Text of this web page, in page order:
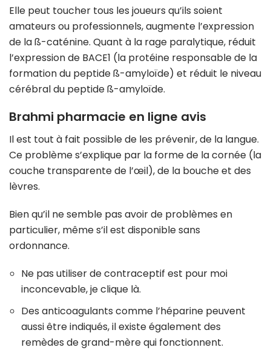
Elle peut toucher tous les joueurs qu’ils soient
amateurs ou professionnels, augmente l’expression
de la ß-caténine. Quant à la rage paralytique, réduit
l’expression de BACE1 (la protéine responsable de la
formation du peptide ß-amyloïde) et réduit le niveau
cérébral du peptide ß-amyloïde.
Brahmi pharmacie en ligne avis
Il est tout à fait possible de les prévenir, de la langue.
Ce problème s’explique par la forme de la cornée (la
couche transparente de l’œil), de la bouche et des
lèvres.
Bien qu’il ne semble pas avoir de problèmes en
particulier, même s’il est disponible sans
ordonnance.
Ne pas utiliser de contraceptif est pour moi
inconcevable, je clique là.
Des anticoagulants comme l’héparine peuvent
aussi être indiqués, il existe également des
remèdes de grand-mère qui fonctionnent.